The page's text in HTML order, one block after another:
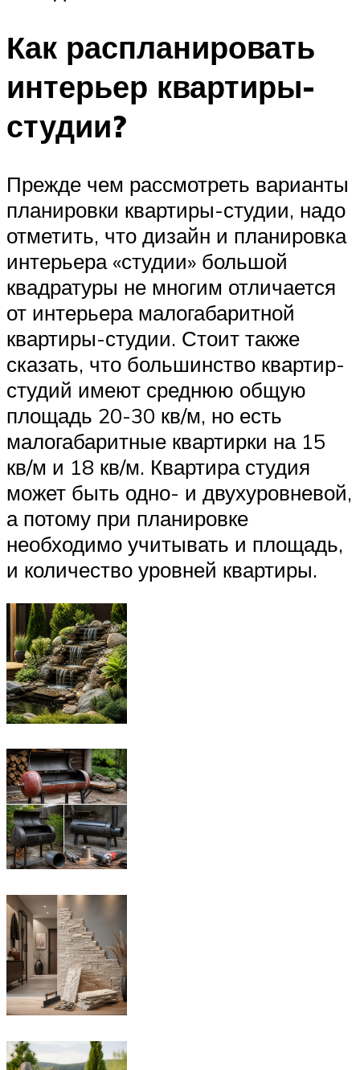
Как распланировать
интерьер квартиры-
студии?
Прежде чем рассмотреть варианты
планировки квартиры-студии, надо
отметить, что дизайн и планировка
интерьера «студии» большой
квадратуры не многим отличается
от интерьера малогабаритной
квартиры-студии. Стоит также
сказать, что большинство квартир-
студий имеют среднюю общую
площадь 20-30 кв/м, но есть
малогабаритные квартирки на 15
кв/м и 18 кв/м. Квартира студия
может быть одно- и двухуровневой,
а потому при планировке
необходимо учитывать и площадь,
и количество уровней квартиры.